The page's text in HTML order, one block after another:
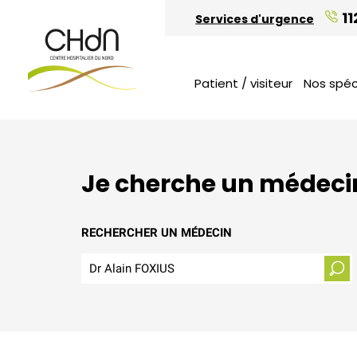
Patient / visiteur
Vous venez en visite
Nos
Services d'urgence
Je cherche un
RECHERCHER UN MÉDECIN